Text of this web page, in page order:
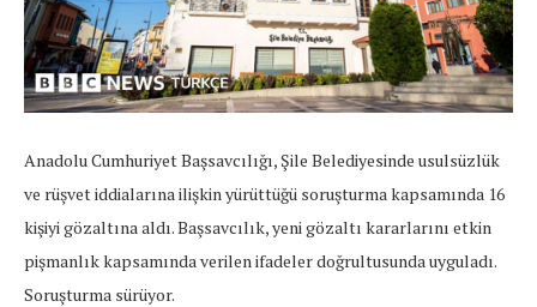
Anadolu Cumhuriyet Başsavcılığı, Şile Belediyesinde usulsüzlük
ve rüşvet iddialarına ilişkin yürüttüğü soruşturma kapsamında 16
kişiyi gözaltına aldı. Başsavcılık, yeni gözaltı kararlarını etkin
pişmanlık kapsamında verilen ifadeler doğrultusunda uyguladı.
Soruşturma sürüyor.